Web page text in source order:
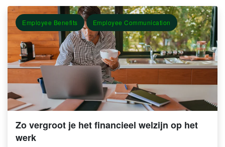
Employee Benefits Employee Communication
Zo vergroot je het financieel welzijn op het
werk